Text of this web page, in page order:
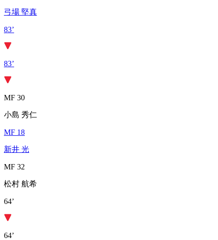
弓場 堅真
83’
83’
MF 30
小島 秀仁
MF 18
新井 光
MF 32
松村 航希
64’
64’